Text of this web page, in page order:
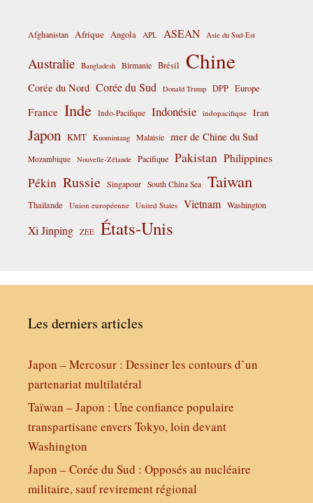
Afghanistan Afrique Angola APL ASEAN Asie du Sud-Est
Australie Bangladesh Birmanie Brésil Chine
Corée du Nord Corée du Sud Donald Trump DPP Europe
France Inde Indo-Pacifique Indonésie indopacifique Iran
Japon KMT Kuomintang Malaisie mer de Chine du Sud
Mozambique Nouvelle-Zélande Pacifique Pakistan Philippines
Pékin Russie Singapour South China Sea Taiwan
Thaïlande Union européenne United States Vietnam Washington
Xi Jinping ZEE États-Unis
Les derniers articles
Japon – Mercosur : Dessiner les contours d’un
partenariat multilatéral
Taïwan – Japon : Une confiance populaire
transpartisane envers Tokyo, loin devant
Washington
Japon – Corée du Sud : Opposés au nucléaire
militaire, sauf revirement régional